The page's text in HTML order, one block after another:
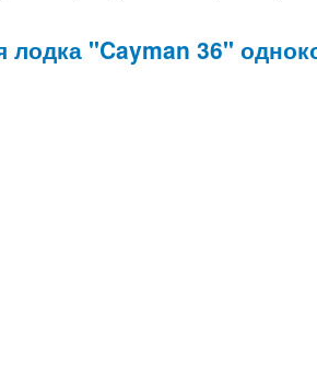
лодка "Cayman 36"